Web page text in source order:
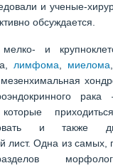
и ученые-
обсуждается.
и
лимфома миелома
, мезенхимальная
которые
и также
лист. Одна из